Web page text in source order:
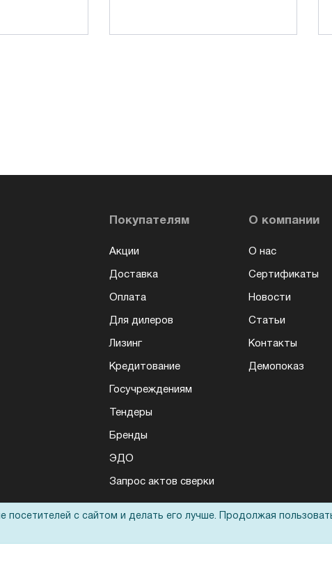
Покупателям
Акции
Доставка
Оплата
Для дилеров
Лизинг
Кредитование
Госучреждениям
Тендеры
Бренды
ЭДО
О компании
О нас
Сертификаты
Новости
Статьи
Контакты
Демопоказ
Запрос актов сверки
с сайтом и делать его лучше. Продолжая